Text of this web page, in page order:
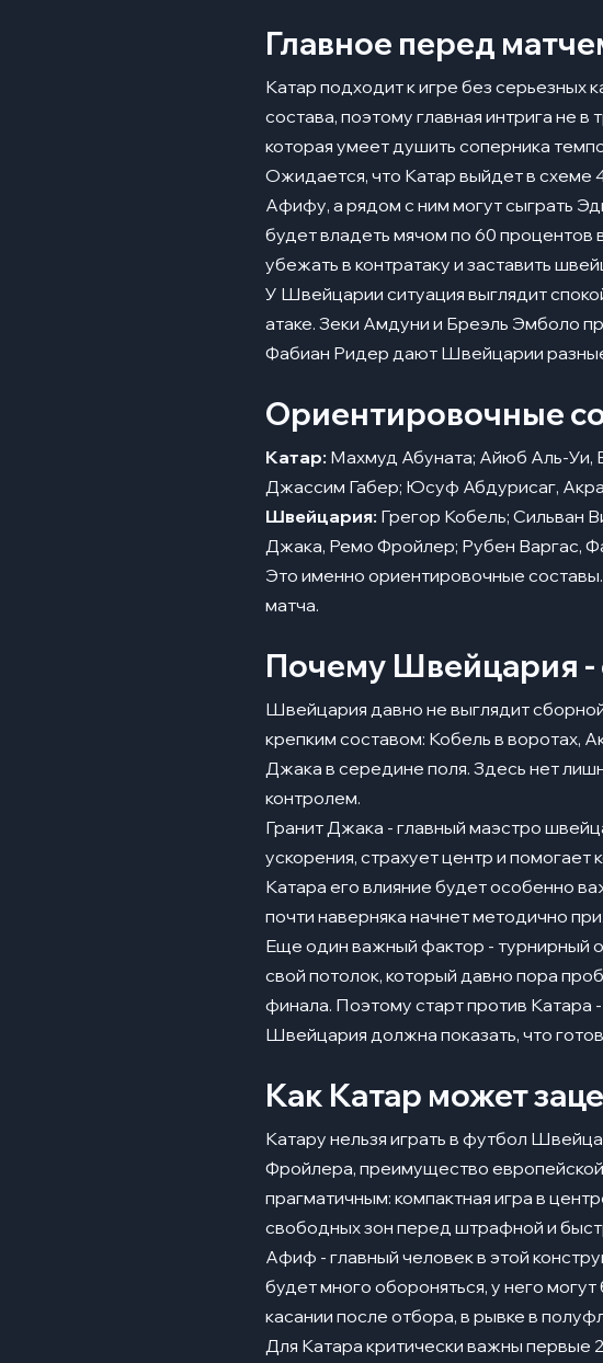
Главное перед
Катар подходит к игре без серьезных
состава, поэтому главная интрига не
которая умеет душить соперника
Ожидается, что Катар выйдет в схеме
Афифу, а рядом с ним могут сыграть
будет владеть мячом по 60 процентов
убежать в контратаку и заставить
У Швейцарии ситуация выглядит
атаке. Зеки Амдуни и Бреэль Эмболо
Фабиан Ридер дают Швейцарии
Ориентировочные
Катар: Махмуд Абуната; Айюб Аль-Уи,
Джассим Габер; Юсуф Абдурисаг,
Швейцария: Грегор Кобель; Сильван
Джака, Ремо Фройлер; Рубен Варгас,
Это именно ориентировочные
матча.
Почему Швейцария -
Швейцария давно не выглядит
крепким составом: Кобель в воротах,
Джака в середине поля. Здесь нет
контролем.
Гранит Джака - главный маэстро
ускорения, страхует центр и
Катара его влияние будет особенно
почти наверняка начнет методично
Еще один важный фактор - турнирный
свой потолок, который давно пора
финала. Поэтому старт против Катара
Швейцария должна показать, что
Как Катар может
Катару нельзя играть в футбол
Фройлера, преимущество
прагматичным: компактная игра в
свободных зон перед штрафной и
Афиф - главный человек в этой
будет много обороняться, у него
касании после отбора, в рывке в
Для Катара критически важны первые